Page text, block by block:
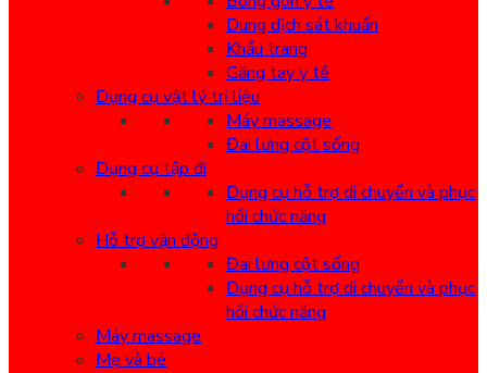
Dung dịch sát khuẩn
Khẩu trang
Găng tay y tế
Dụng cụ vật lý trị liệu
Máy massage
Đai lưng cột sống
Dụng cụ tập đi
Dụng cụ hỗ trợ di chuyển và phục
hồi chức năng
Hỗ trợ vận động
Đai lưng cột sống
Dụng cụ hỗ trợ di chuyển và phục
hồi chức năng
Máy massage
Mẹ và bé